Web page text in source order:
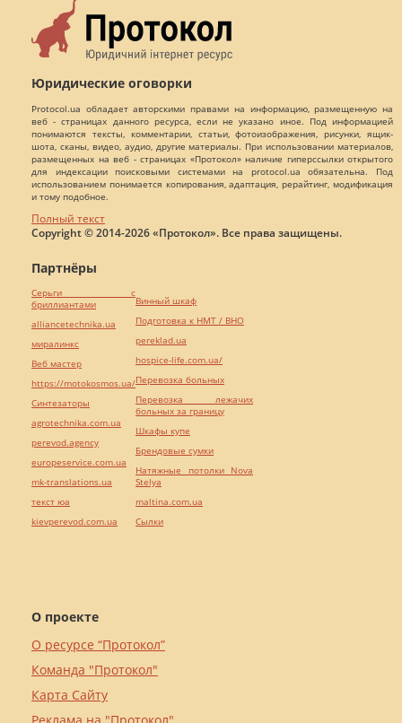
Юридические оговорки
Protocol.ua обладает авторскими правами на информацию, размещенную на
веб - страницах данного ресурса, если не указано иное. Под информацией
понимаются тексты, комментарии, статьи, фотоизображения, рисунки, ящик-
шота, сканы, видео, аудио, другие материалы. При использовании материалов,
размещенных на веб - страницах «Протокол» наличие гиперссылки открытого
для индексации поисковыми системами на protocol.ua обязательна. Под
использованием понимается копирования, адаптация, рерайтинг, модификация
и тому подобное.
Полный текст
Copyright © 2014-2026 «Протокол». Все права защищены.
О проекте
О ресурсе “Протокол”
Команда "Протокол"
Карта Сайту
Партнёры
Серьги с
бриллиантами
alliancetechnika.ua
миралинкс
Веб мастер
https://motokosmos.ua/
Синтезаторы
agrotechnika.com.ua
perevod.agency
europeservice.com.ua
mk-translations.ua
текст юа
kievperevod.com.ua
Винный шкаф
Подготовка к НМТ / ВНО
pereklad.ua
hospice-life.com.ua/
Перевозка больных
Перевозка лежачих
больных за границу
Шкафы купе
Брендовые сумки
Натяжные потолки Nova
Stelya
maltina.com.ua
Cылки